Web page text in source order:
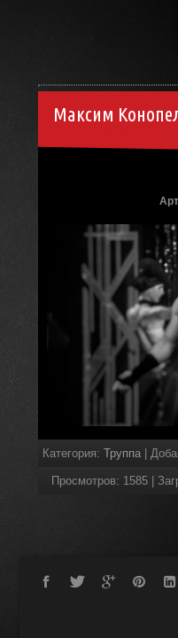
Максим
Категория: Труппа|
Просмотров: 1585|